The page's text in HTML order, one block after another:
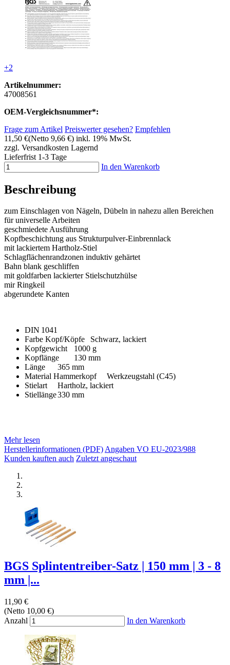
+2
Artikelnummer:
47008561
OEM-Vergleichsnummer*:
Frage zum Artikel Preiswerter gesehen? Empfehlen
11,50 €(Netto 9,66 €) inkl. 19% MwSt.
zzgl. Versandkosten Lagernd
Lieferfrist 1-3 Tage
In den Warenkorb
Beschreibung
zum Einschlagen von Nägeln, Dübeln in nahezu allen Bereichen
für universelle Arbeiten
geschmiedete Ausführung
Kopfbeschichtung aus Strukturpulver-Einbrennlack
mit lackiertem Hartholz-Stiel
Schlagflächenrandzonen induktiv gehärtet
Bahn blank geschliffen
mit goldfarben lackierter Stielschutzhülse
mir Ringkeil
abgerundete Kanten
DIN 1041
Farbe Kopf/Köpfe
Schwarz, lackiert
Kopfgewicht
1000 g
Kopflänge
130 mm
Länge
365 mm
Material Hammerkopf
Werkzeugstahl (C45)
Stielart
Hartholz, lackiert
Stiellänge330 mm
Mehr lesen
Herstellerinformationen (PDF)Angaben VO EU-2023/988
Kunden kauften auch Zuletzt angeschaut
BGS Splintentreiber-Satz | 150 mm | 3 - 8
mm |...
11,90 €
(Netto 10,00 €)
Anzahl
In den Warenkorb